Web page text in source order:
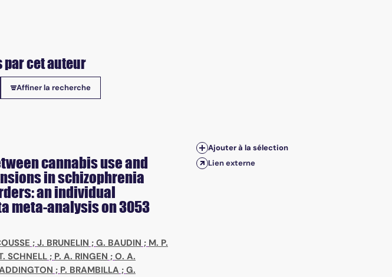
cet auteur
Affiner la recherche
cannabis use and
in schizophrenia
an individual
meta-analysis on 3053
; J. BRUNELIN ; G. BAUDIN ; M. P.
SCHNELL; P. A. RINGEN ; O. A.
; P. BRAMBILLA ; G.
Ajouter à la sélection
Lien externe